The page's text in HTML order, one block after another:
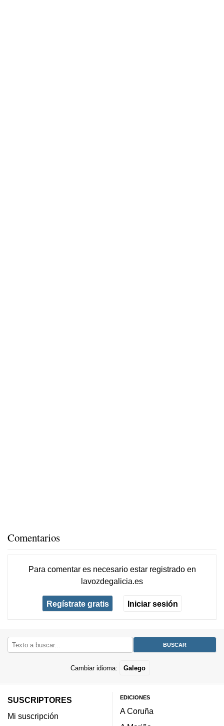
Comentarios
Para comentar es necesario estar registradoen
lavozdegalicia.es
Regístrate gratis Iniciar sesión
Cambiar idioma: Galego
SUSCRIPTORES
Mi suscripción
EDICIONES
A Coruña